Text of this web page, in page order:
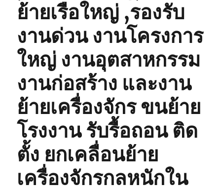
ย้ายเรือใหญ่ ,รองรับ
งานด่วน งานโครงการ
ใหญ่ งานอุตสาหกรรม
งานก่อสร้าง และงาน
ย้ายเครื่องจักร ขนย้าย
โรงงาน รับรื้อถอน ติด
ตั้ง ยกเคลื่อนย้าย
เครื่องจักรกลหนักใน